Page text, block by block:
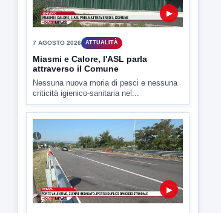
7 AGOSTO 2026 ATTUALITÀ
Miasmi e Calore, l'ASL parla
attraverso il Comune
Nessuna nuova moria di pesci e nessuna
criticità igienico-sanitaria nel...